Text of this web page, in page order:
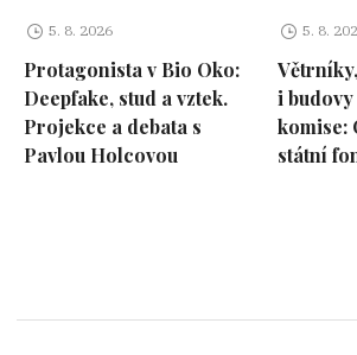
5. 8. 2026
Protagonista v Bio Oko:
Deepfake, stud a vztek.
Projekce a debata s
Pavlou Holcovou
5. 8.
i
komise:
státní